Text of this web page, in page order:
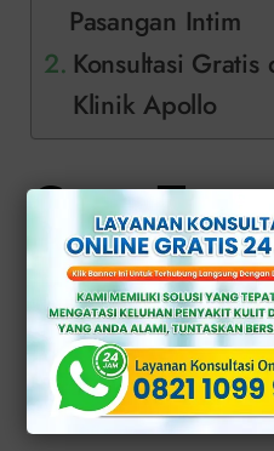
Pasangan Intim
Konsultasi
Klinik Apollo
Cara
pada
Intim